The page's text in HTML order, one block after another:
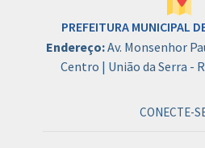
PREFEITURA MUNICIPAL
Endereço:Av. Monsenhor
Centro | União da Serra -
CONECTE-